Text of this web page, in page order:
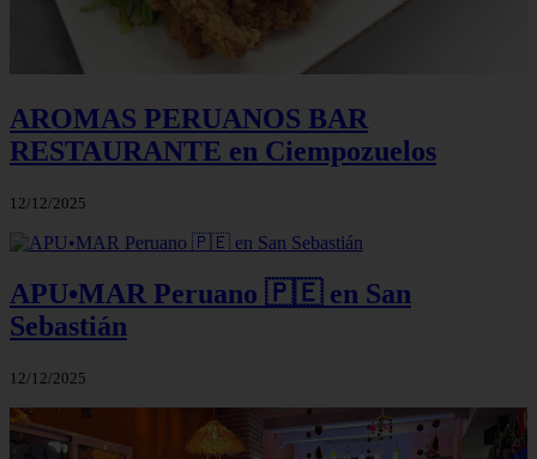
AROMAS PERUANOS BAR
RESTAURANTE en Ciempozuelos
12/12/2025
APU•MAR Peruano 🇵🇪 en San
Sebastián
12/12/2025